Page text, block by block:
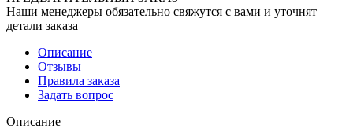
Наши менеджеры обязательно свяжутся с вами и уточнят
детали заказа
Описание
Отзывы
Правила заказа
Задать вопрос
Описание